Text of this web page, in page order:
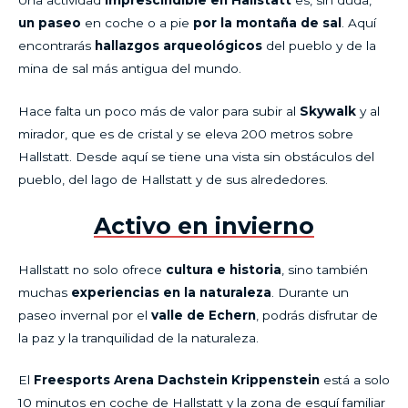
un paseo en coche o a pie por la montaña de sal
. Aquí
encontrarás hallazgos arqueológicos del pueblo y de la
mina de sal más antigua del mundo.
Hace falta un poco más de valor para subir al Skywalk y al
mirador, que es de cristal y se eleva 200 metros sobre
Hallstatt. Desde aquí se tiene una vista sin obstáculos del
pueblo, del lago de Hallstatt y de sus alrededores.
Activo en invierno
Hallstatt no solo ofrece cultura e historia , sino también
muchas experiencias en la naturaleza . Durante un
paseo invernal por el valle de Echern , podrás disfrutar de
la paz y la tranquilidad de la naturaleza.
El Freesports Arena Dachstein Krippenstein está a solo
10 minutos en coche de Hallstatt y la zona de esquí familiar